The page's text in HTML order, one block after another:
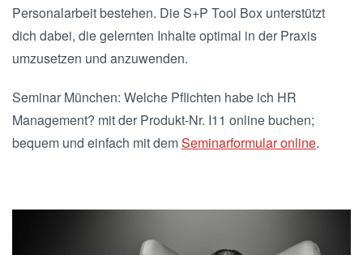
Personalarbeit bestehen. Die S+P Tool Box unterstützt
dich dabei, die gelernten Inhalte optimal in der Praxis
umzusetzen und anzuwenden.
Seminar München: Welche Pflichten habe ich HR
Management? mit der Produkt-Nr. I11 online buchen;
bequem und einfach mit demSeminarformular online.